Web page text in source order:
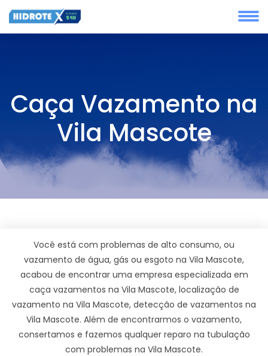
Caça Vazamento na
Vila Mascote
Você está com problemas de alto consumo, ou
vazamento de água, gás ou esgoto na Vila Mascote,
acabou de encontrar uma empresa especializada em
caça vazamentos na Vila Mascote, localização de
vazamento na Vila Mascote, detecção de vazamentos na
Vila Mascote. Além de encontrarmos o vazamento,
consertamos e fazemos qualquer reparo na tubulação
com problemas na Vila Mascote.